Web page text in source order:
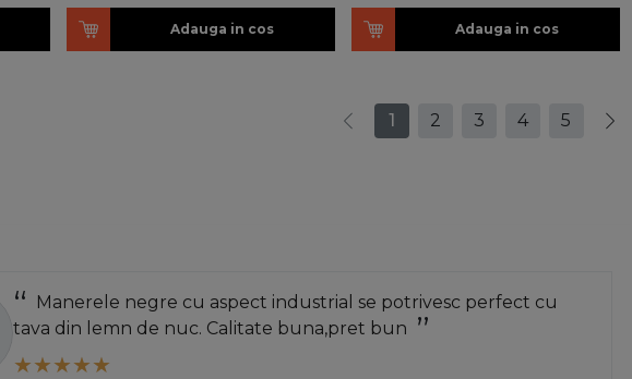
Adauga in cos Adauga in cos
1 2 3 4 5
Manerele negre cu aspect industrial se potrivesc perfect cu
tava din lemn de nuc. Calitate buna,pret bun